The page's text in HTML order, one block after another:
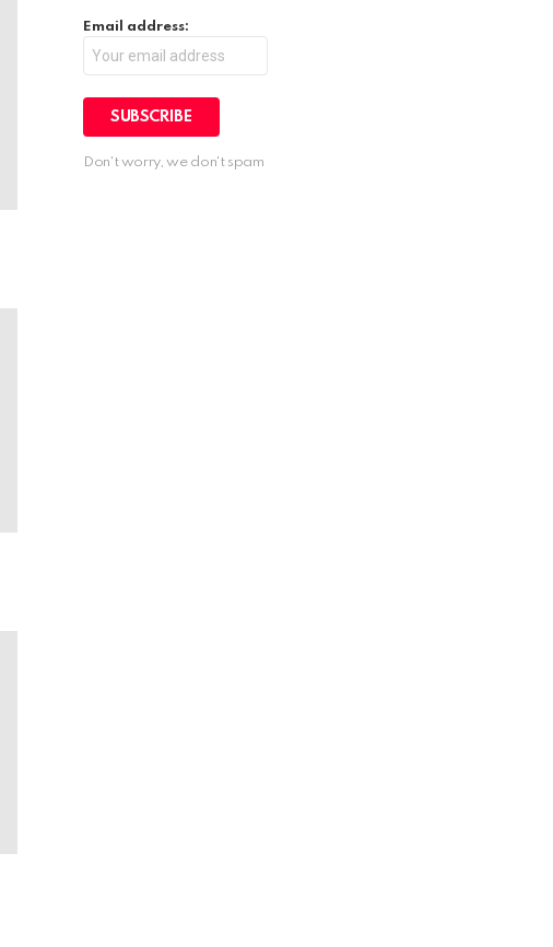
Email address:
Don't worry, we don't spam